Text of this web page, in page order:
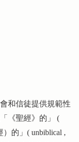
和信徒提供規範性
《聖經》的」 (
的」( unbiblical ,